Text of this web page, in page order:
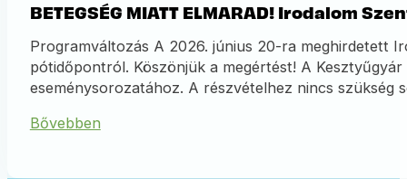
BETEGSÉG MIATT ELMARAD! Irodalom
Programváltozás A 2026. június 20-ra meghirdetett
pótidőpontról. Köszönjük a megértést! A
eseménysorozatához. A részvételhez nincs szükség
Bővebben